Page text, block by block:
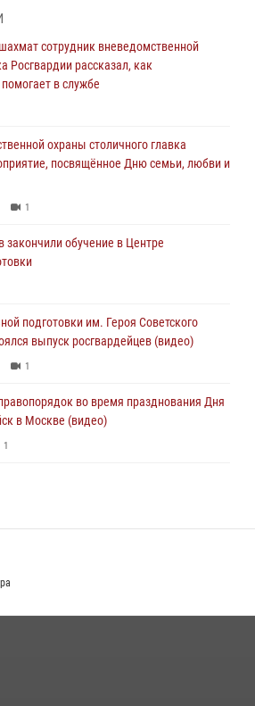
России (Видео)
Беларусь ознакомилась с передовыми
завершился чемпионат по самбо и
прямого эфира на «Радио Москвы»
частей
сотрудник вневедомственной
Росгвардии рассказал, как
в службе
охраны столичного главка
посвящённое Дню семьи, любви и
1
закончили обучение в Центре
подготовки им. Героя Советского
выпуск росгвардейцев (видео)
1
во время празднования Дня
в Москве (видео)
1
матча в Москве обеспечена при